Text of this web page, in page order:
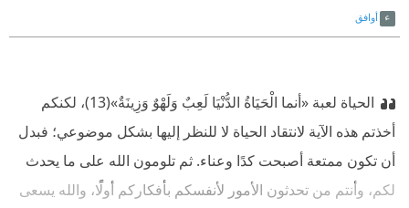
أوافق
الحياة لعبة «أنما الْحَيَاةُ الدُّنْيَا لَعِبٌ وَلَهْوٌ وَزِينَةٌ»(13)، لكنكم
أخذتم هذه الآية لانتقاد الحياة لا للنظر إليها بشكل موضوعي؛ فبدل
أن تكون ممتعة أصبحت كدًا وعناء. ثم تلومون الله على ما يحدث
لكم، وأنتم من تحدثون الأمور لأنفسكم بأفكاركم أولًا، والله يسعى